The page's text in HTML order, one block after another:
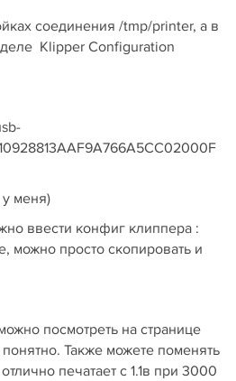
соединения /tmp/printer, а в
Klipper Configuration
меня)
ввести конфиг клиппера :
можно просто скопировать и
посмотреть на странице
Также можете поменять
печатает с 1.1в при 3000